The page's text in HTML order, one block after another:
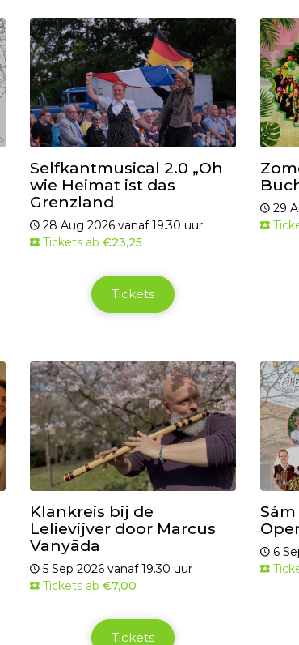
Selfkantmusical 2.0 „Oh
wie Heimat ist das
Grenzland
28 Aug 2026 vanaf 19.30 uur
Tickets ab €23,25
Tickets
29
Klankreis bij de
Lelievijver door Marcus
Vanyāda
5 Sep 2026 vanaf 19.30 uur
Tickets ab €7,00
Tickets
6